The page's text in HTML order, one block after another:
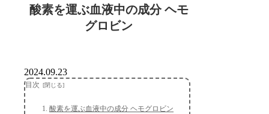
酸素を運ぶ血液中の成分 ヘモ
グロビン
2024.09.23
目次
酸素を運ぶ血液中の成分 ヘモグロビン